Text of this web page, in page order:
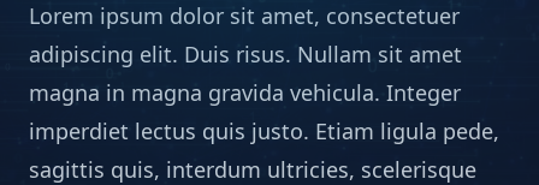
Lorem ipsum dolor sit amet, consectetuer
adipiscing elit. Duis risus. Nullam sit amet
magna in magna gravida vehicula. Integer
imperdiet lectus quis justo. Etiam ligula pede,
sagittis quis, interdum ultricies, scelerisque